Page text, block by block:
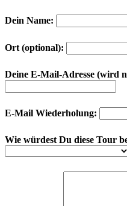
Dein Name:
Ort (optional):
Deine E-Mail-Adresse (wird
E-Mail Wiederholung:
Wie würdest Du diese Tour